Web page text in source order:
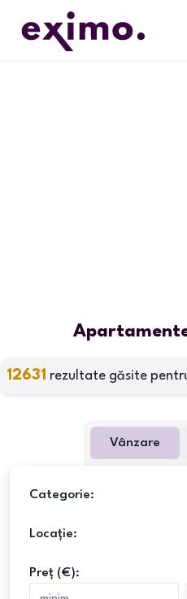
12631 rezultate găsite
Vânzare
Categorie:
Locație:
Preț (€):